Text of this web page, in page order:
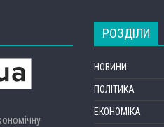
РОЗДІЛИ
НОВИНИ
ПОЛІТИКА
ЕКОНОМІКА